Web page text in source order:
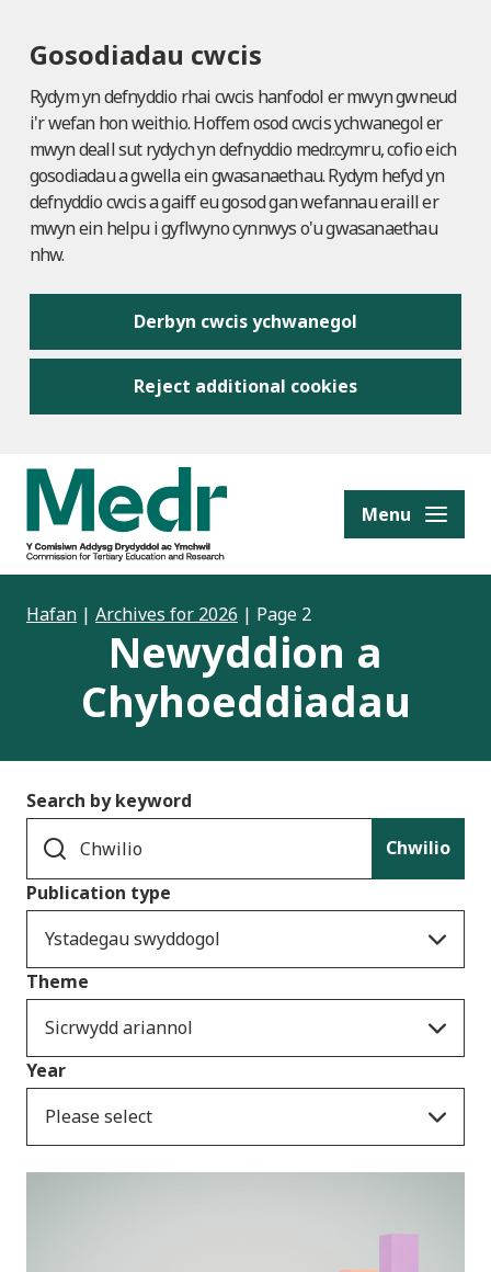
Gosodiadau cwcis
Rydym yn defnyddio rhai cwcis hanfodol er mwyn gwneud
i'r wefan hon weithio. Hoffem osod cwcis ychwanegol er
mwyn deall sut rydych yn defnyddio medr.cymru, cofio eich
gosodiadau a gwella ein gwasanaethau. Rydym hefyd yn
defnyddio cwcis a gaiff eu gosod gan wefannau eraill er
mwyn ein helpu i gyflwyno cynnwys o'u gwasanaethau
nhw.
Derbyn cwcis ychwanegol
Reject additional cookies
content Menu
Hafan | Archives for 2026 | Page 2
Newyddion a
Chyhoeddiadau
Search by keyword
Chwilio
Publication type
Ystadegau swyddogol
Theme
Sicrwydd ariannol
Year
Please select